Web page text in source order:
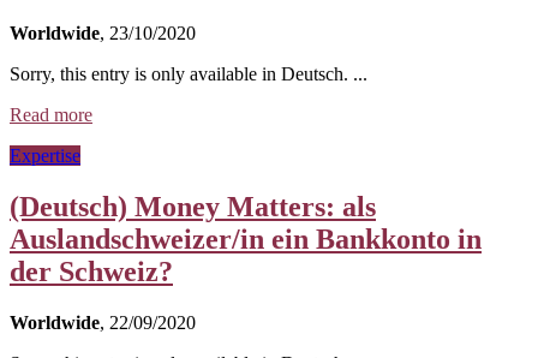
Worldwide, 23/10/2020
Sorry, this entry is only available in Deutsch. ...
Read more
Expertise
(Deutsch) Money Matters: als
Auslandschweizer/in ein Bankkonto in
der Schweiz?
Worldwide, 22/09/2020